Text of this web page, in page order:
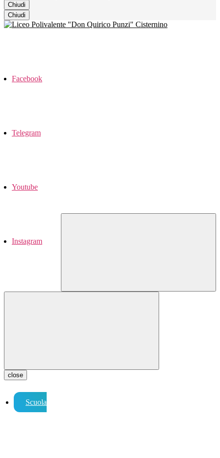
Chiudi
Chiudi
Facebook
Telegram
Youtube
Instagram
close
Scuola